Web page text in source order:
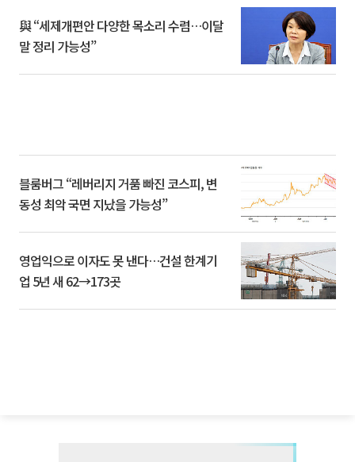
與 “세제개편안 다양한 목소리 수렴…이달
말 정리 가능성”
블룸버그 “레버리지 거품 빠진 코스피, 변
동성 최악 국면 지났을 가능성”
영업익으로 이자도 못 낸다…건설 한계기
업 5년 새 62→173곳